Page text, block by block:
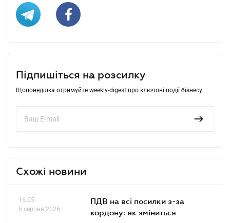
Підпишіться на розсилку
Щопонеділка отримуйте weekly-digest про ключові події бізнесу
Схожі новини
16.05
5 серпня 2026
ПДВ на всі посилки з-за
кордону: як зміниться